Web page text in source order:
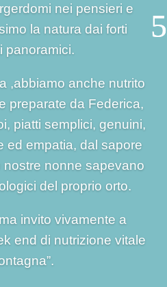
nei pensieri e
la natura dai forti
panoramici.
,abbiamo anche nutrito
preparate da Federica,
piatti semplici, genuini,
ed empatia, dal sapore
nonne sapevano
del proprio orto.
invito vivamente a
end di nutrizione vitale